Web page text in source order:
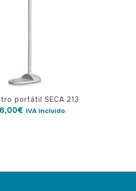
portátil SECA 213
€ IVA incluido